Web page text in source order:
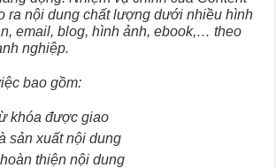
ra nội dung chất lượng dưới nhiều hình
email, blog, hình ảnh, ebook,… theo
nghiệp.
bao gồm:
khóa được giao
sản xuất nội dung
thiện nội dung